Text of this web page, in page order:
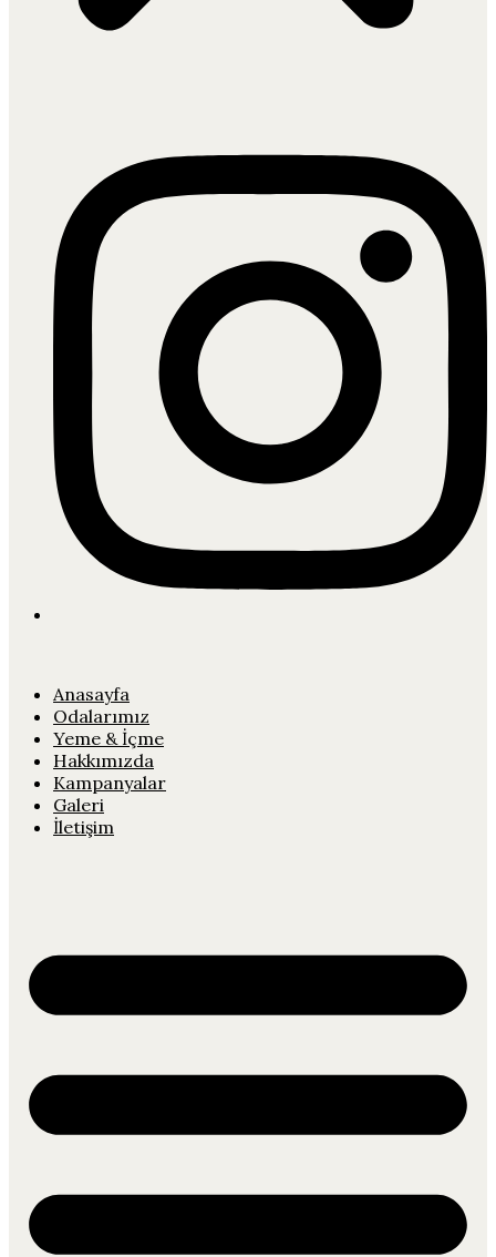
Anasayfa
Odalarımız
Yeme & İçme
Hakkımızda
Kampanyalar
Galeri
İletişim